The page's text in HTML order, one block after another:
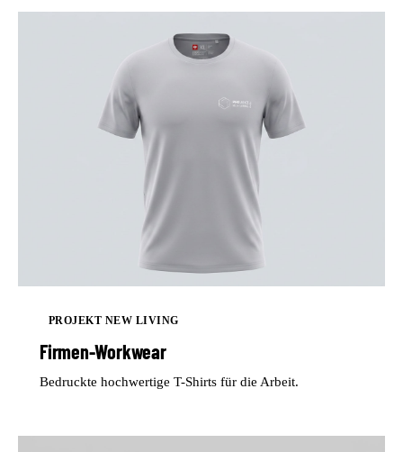
PROJEKT NEW LIVING
Firmen-Workwear
Bedruckte hochwertige T-Shirts für die Arbeit.